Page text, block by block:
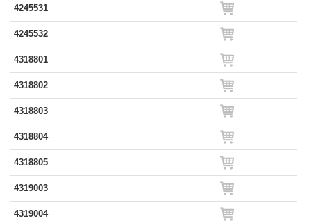
4245531
4245532
4318801
4318802
4318803
4318804
4318805
4319003
4319004